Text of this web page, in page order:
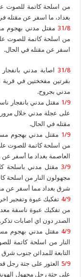
من اسلحة كاتمة للصوت
بغداد، ما اسفر عن مقتله
31/8 مقتل مدني بهجوم
من اسلحة كاتمة للصوت
اسفر عن مقتله في الحال.
31/8 اصابة مدني
بقرتين مفخختين في قرية
مدني بجروح.
1/9 مقتل مدني بانفجار
على عجلة مدني خلال
مقتله في الحال.
1/9 مقتل مدني بهجوم
من اسلحة كاتمة للصوت
العاصمة بغداد ما أسفر عن
3/9 مقتل مدني باسلحة
مجهولون النار من اسلحة
شرق بغداد مما أسفر عن
4/9 تفكيك عبوة وتفجير
من تفكيك عبوة ناسفة
الصدر دون اي اصابات تذكر.
4/9 مقتل مدني بهجوم
النار من اسلحة كاتمة
التابعة للمدائن جنوب
5/9
العثور على جثة رجل
على جثة رجل مجهول